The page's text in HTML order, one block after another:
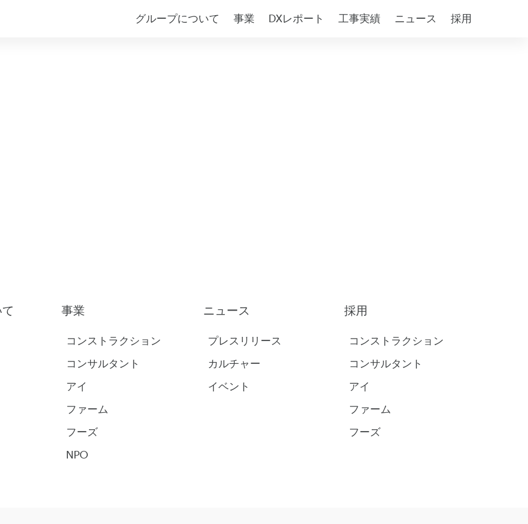
グループについて 事業 DXレポート 工事実績 ニュース 採用
事業
コンストラクション
コンサルタント
アイ
ファーム
フーズ
NPO
ニュース
プレスリリース
カルチャー
イベント
採用
コンストラクション
コンサルタント
アイ
ファーム
フーズ